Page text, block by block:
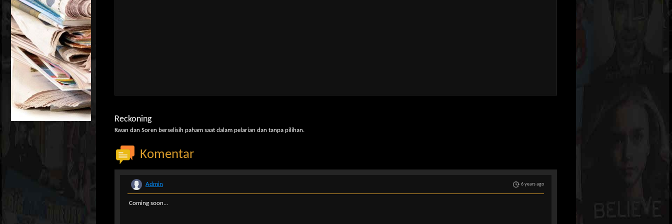
Reckoning
Kwan dan Soren berselisih paham saat dalam pelarian dan tanpa pilihan.
Komentar
6 years ago
Admin
Coming soon...